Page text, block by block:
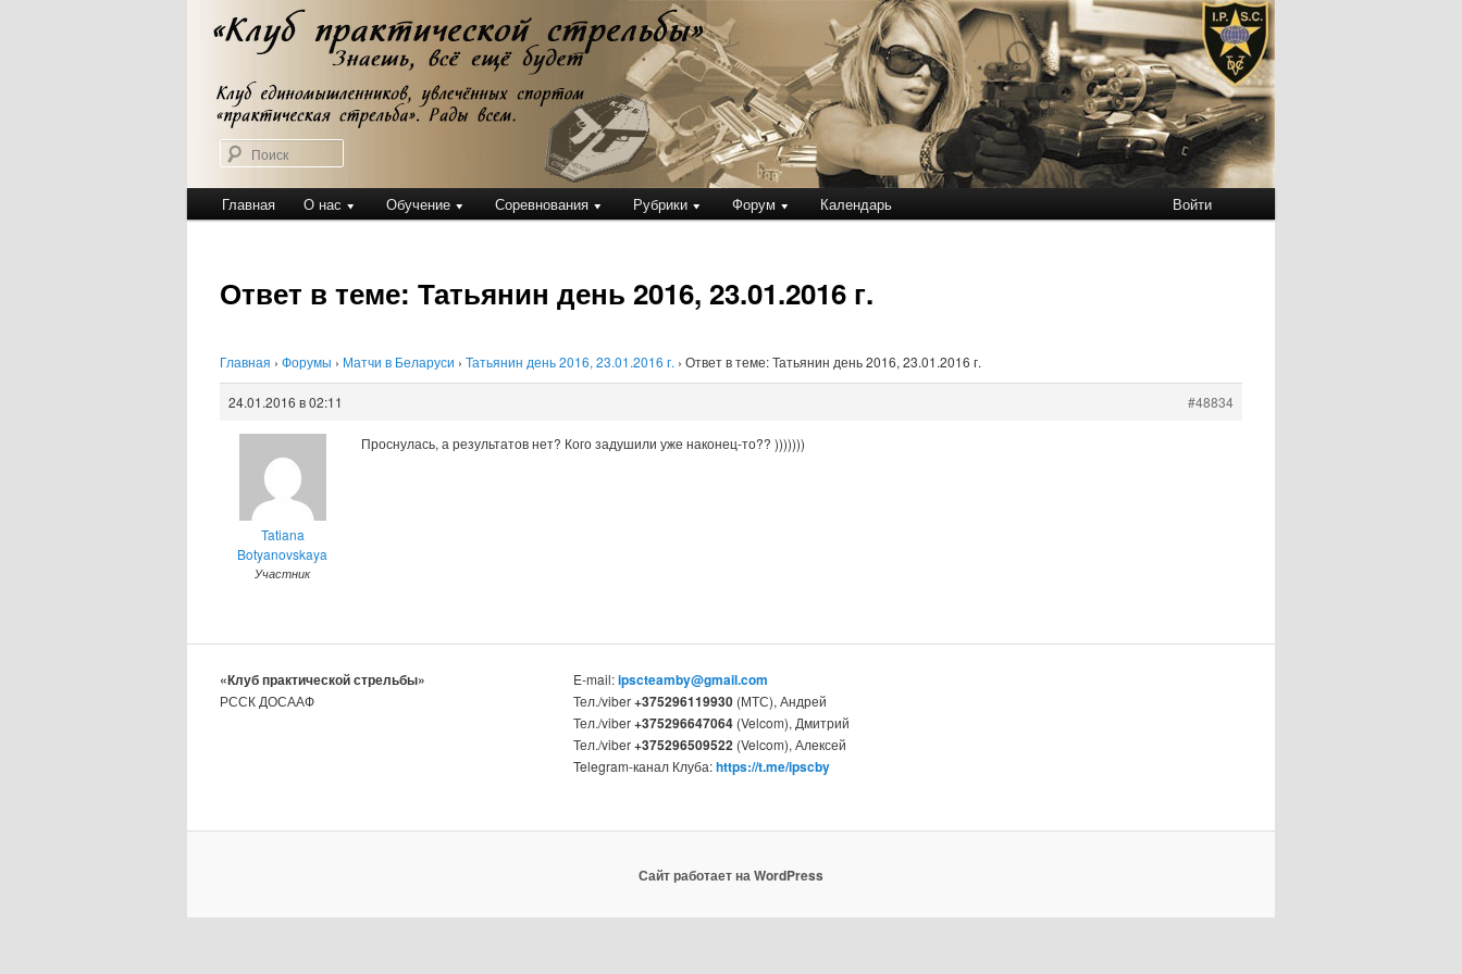
Клуб практической стрельбы
Клуб практической стрельбы
Главное
меню
Главная О нас Обучение Соревнования Рубрики Форум Календарь Войти
Ответ в теме: Татьянин день 2016, 23.01.2016 г.
Главная › Форумы › Матчи в Беларуси › Татьянин день 2016, 23.01.2016 г. › Ответ в теме: Татьянин день 2016, 23.01.2016 г.
24.01.2016 в 02:11 #48834
Tatiana
Botyanovskaya
Участник
Проснулась, а результатов нет? Кого задушили уже наконец-то?? )))))))
«Клуб практической стрельбы»
РССК ДОСААФ
E-mail:ipscteamby@gmail.com
Тел./viber+375296119930(МТС), Андрей
Тел./viber+375296647064(Velcom), Дмитрий
Тел./viber+375296509522 (Velcom), Алексей
Telegram-канал Клуба:https://t.me/ipscby
Сайт работает на WordPress